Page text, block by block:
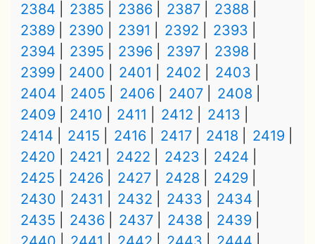
2384
2385 2386 2387
2388
2389
2390 2391 2392
2393
2394
2395 2396 2397
2398
2399
2400 2401 2402
2403
2404
2405 2406 2407
2408
2409
2410 2411 2412
2413
2414
2415 2416 2417 2418
2419
2420
2421 2422 2423
2424
2425
2426 2427 2428
2429
2430
2431 2432 2433
2434
2435
2436 2437 2438
2439